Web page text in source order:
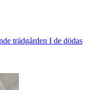
trädgården I de dödas